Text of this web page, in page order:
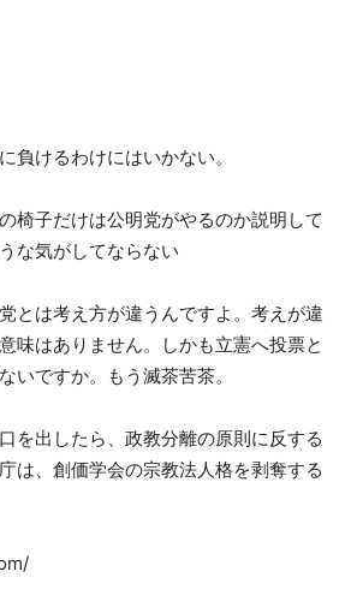
負けるわけにはいかない。
椅子だけは公明党がやるのか説明して
な気がしてならない
とは考え方が違うんですよ。考えが違
味はありません。しかも立憲へ投票と
いですか。もう滅茶苦茶。
を出したら、政教分離の原則に反する
は、創価学会の宗教法人格を剥奪する